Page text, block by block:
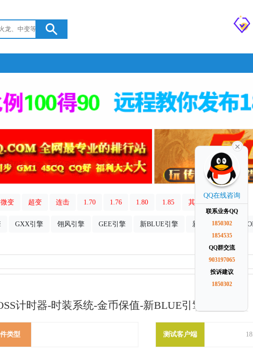
微变 超变 连击 1.70 1.76 1.80 1.85 其它类型
GXX引擎 翎风引擎 GEE引擎 新BLUE引擎 新GOM引擎
计时器-时装系统-金币保值-新BLUE引擎
类型 测试客户端
QQ在线咨询
联系业务QQ
1850302
1854535
QQ群交流
903197065
投诉建议
1850302